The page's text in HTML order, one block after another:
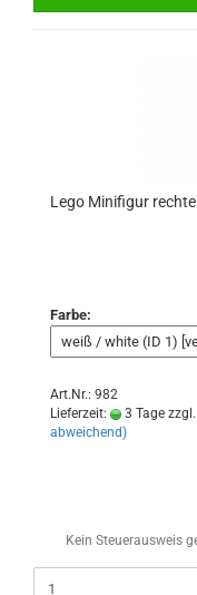
Lego Minifigur
Farbe:
Art.Nr.: 982
Lieferzeit:
3 Tage
abweichend)
Kein Steuerausweis